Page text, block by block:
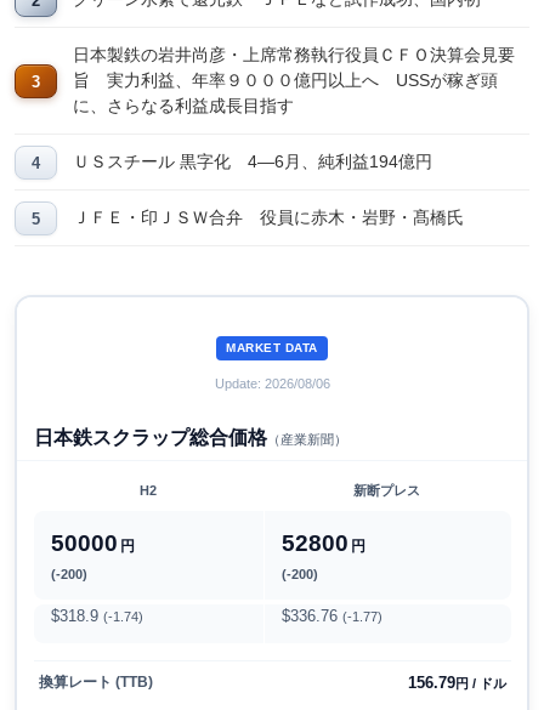
日本製鉄の岩井尚彦・上席常務執行役員ＣＦＯ決算会見要
旨 実力利益、年率９０００億円以上へ USSが稼ぎ頭
に、さらなる利益成長目指す
ＵＳスチール 黒字化 4―6月、純利益194億円
ＪＦＥ・印ＪＳＷ合弁 役員に赤木・岩野・髙橋氏
MARKET DATA
Update: 2026/08/06
日本鉄スクラップ総合価格（産業新聞）
H2 新断プレス
50000 円
(-200)
52800 円
(-200)
$318.9 (-1.74) $336.76 (-1.77)
換算レート (TTB) 156.79円 / ドル